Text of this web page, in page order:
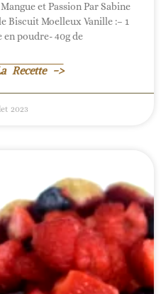
et Passion Par Sabine
Biscuit Moelleux Vanille :– 1
en poudre- 40g de
Recette ->
2023